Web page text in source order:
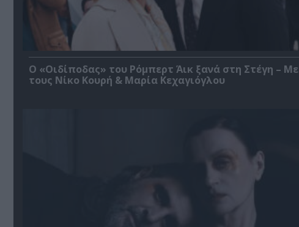
O «Οιδίποδας» του Ρόμπερτ Άικ ξανά στη Στέγη – Με
τους Νίκο Κουρή & Μαρία Κεχαγιόγλου